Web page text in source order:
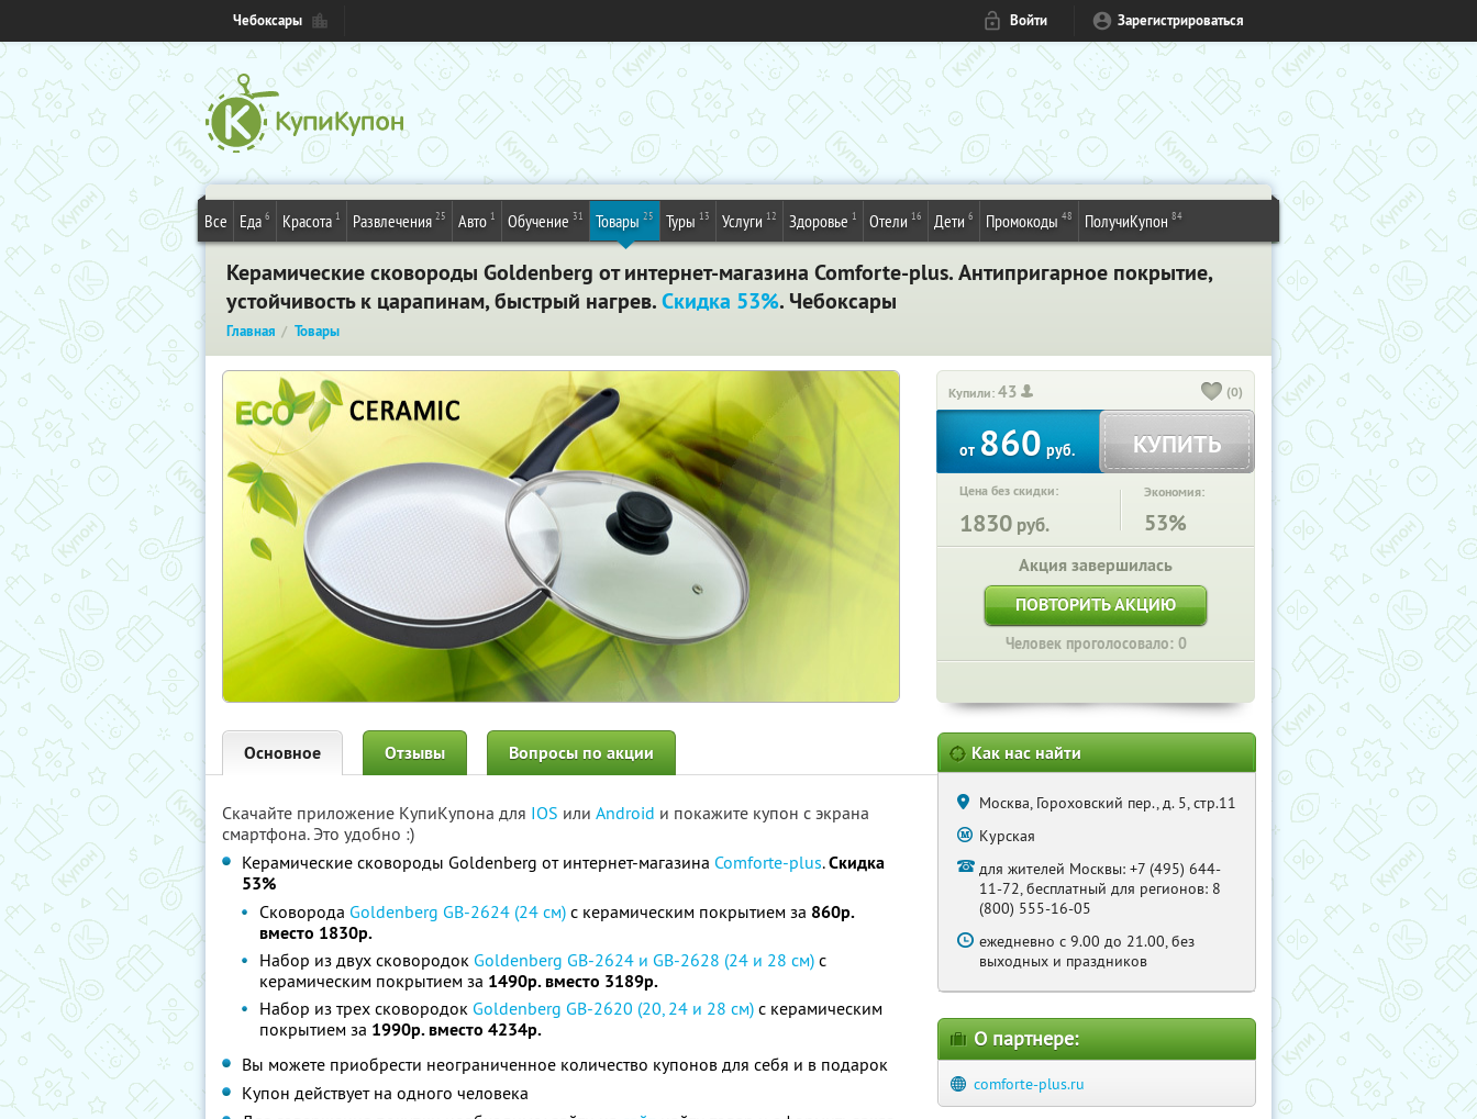
Чебоксары Войти Зарегистрироваться
Все Еда 6 Красота 1 Развлечения 25 Авто 1 Обучение 31 Товары 25 Туры 13 Услуги 12 Здоровье 1 Отели 16 Дети 6 Промокоды 48 ПолучиКупон 84
Керамические сковороды Goldenberg от интернет-магазина Comforte-plus. Антипригарное покрытие,
устойчивость к царапинам, быстрый нагрев.Скидка 53%. Чебоксары
Главная Товары
Купили:43 (0)
от860руб. КУПИТЬ
Цена без скидки:
1830 руб.
Экономия:
53%
Акция завершилась
ПОВТОРИТЬ АКЦИЮ
Человек проголосовало: 0
Основное Отзывы Вопросы по акции
Скачайте приложение КупиКупона для IOS или Android и покажите купон с экрана
смартфона. Это удобно :)
Керамические сковороды Goldenberg от интернет-магазина Comforte-plus.Скидка
53%
Сковорода Goldenberg GB-2624 (24 см) с керамическим покрытием за 860р.
вместо 1830р.
Набор из двух сковородок Goldenberg GB-2624 и GB-2628 (24 и 28 см) с
керамическим покрытием за 1490р. вместо 3189р.
Набор из трех сковородок Goldenberg GB-2620 (20, 24 и 28 см) с керамическим
покрытием за 1990р. вместо 4234р.
Вы можете приобрести неограниченное количество купонов для себя и в подарок
Купон действует на одного человека
Как нас найти
Москва, Гороховский пер., д. 5, стр.11
Курская
для жителей Москвы: +7 (495) 644-
11-72, бесплатный для регионов: 8
(800) 555-16-05
ежедневно c 9.00 до 21.00, без
выходных и праздников
О партнере:
comforte-plus.ru